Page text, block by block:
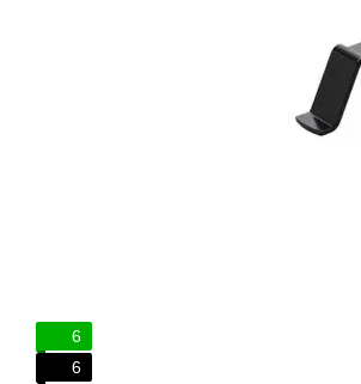
6
6